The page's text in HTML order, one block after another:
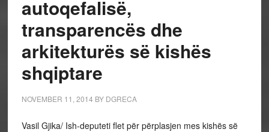
autoqefalisë,
transparencës dhe
arkitekturës së kishës
shqiptare
NOVEMBER 11, 2014 BY DGRECA
Vasil Gjika/ Ish-deputeti flet për përplasjen mes kishës së